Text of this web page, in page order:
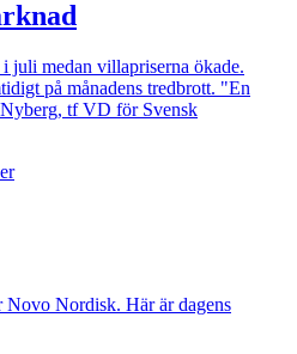
juli medan villapriserna ökade.
på månadens tredbrott. "En
tf VD för Svensk
Nordisk. Här är dagens